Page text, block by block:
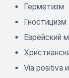
Герметизм
Гностицизм
Еврейский
Via positiva